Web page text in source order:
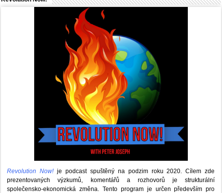
Revolution Now! je podcast spuštěný na podzim roku 2020.Cílem zde
prezentovaných výzkumů, komentářů a rozhovorů je strukturální
společensko-ekonomická změna. Tento program je určen především pro